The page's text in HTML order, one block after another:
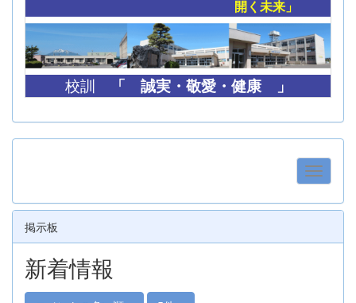
開く未来」
校訓 「 誠実・敬愛・健康 」
掲示板
新着情報